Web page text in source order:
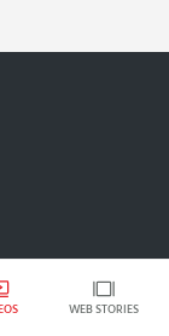
WEB STORIES